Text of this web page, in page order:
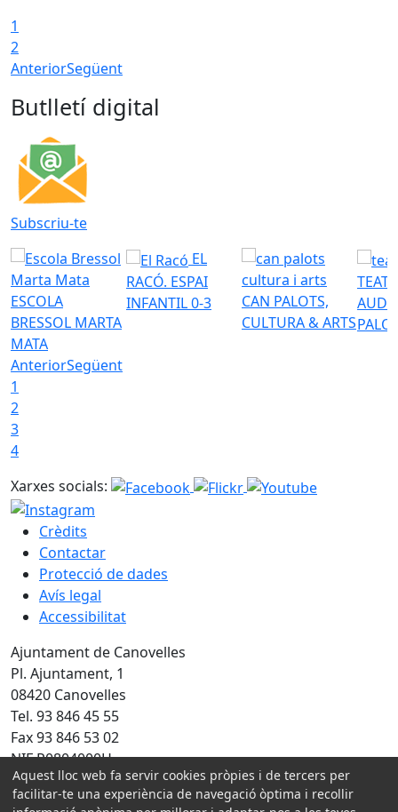
1
2
AnteriorSegüent
Butlletí digital
Subscriu-te
ESCOLA
BRESSOL MARTA
MATA
EL
RACÓ. ESPAI
INFANTIL 0-3
CAN PALOTS,
CULTURA & ARTS
AnteriorSegüent
1
2
3
4
Xarxes socials:
Crèdits
Contactar
Protecció de dades
Avís legal
Accessibilitat
Ajuntament de Canovelles
Pl. Ajuntament, 1
08420 Canovelles
Tel. 93 846 45 55
Fax 93 846 53 02
NIF P0804000H
Amb la col·laboració de:
Aquest lloc web fa servir cookies pròpies i de tercers per
facilitar-te una experiència de navegació òptima i recollir